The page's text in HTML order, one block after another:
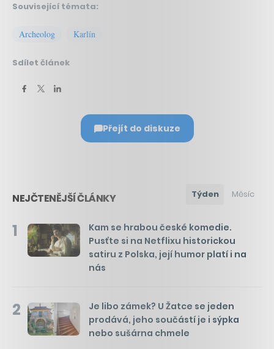
Související témata:
Archeolog Karlín
Sdílet článek
Přejít do diskuze
NEJČTENĚJŠÍ ČLÁNKY Týden Měsíc
1
Kam se hrabou české komedie.
Pusťte si na Netflixu historickou
satiru z Polska, její humor platí i na
nás
2
Je libo zámek? U Žatce se jeden
prodává, jeho součástí je i sýpka
nebo sušárna chmele